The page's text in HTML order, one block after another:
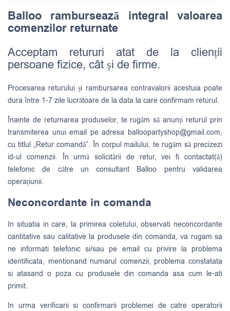
Balloo rambursează integral valoarea
comenzilor returnate
Acceptam retururi atat de la clienții
persoane fizice, cât și de firme.
Procesarea returului și rambursarea contravalorii acestuia poate
dura între 1-7 zile lucrătoare de la data la care confirmam returul.
Înainte de returnarea produselor, te rugăm să anunți returul prin
transmiterea unui email pe adresa balloopartyshop@gmail.com,
cu titlul „Retur comandă”. În corpul mailului, te rugăm să precizezi
id-ul comenzii. În urmă solicitării de retur, vei fi contactat(ă)
telefonic de către un consultant Balloo pentru validarea
operațiunii.
Neconcordante in comanda
In situatia in care, la primirea coletului, observati neconcordante
cantitative sau calitative la produsele din comanda, va rugam sa
ne informati telefonic si/sau pe email cu privire la problema
identificata, mentionand numarul comenzii, problema constatata
si atasand o poza cu produsele din comanda asa cum le-ati
primit.
In urma verificarii si confirmarii problemei de catre operatorii